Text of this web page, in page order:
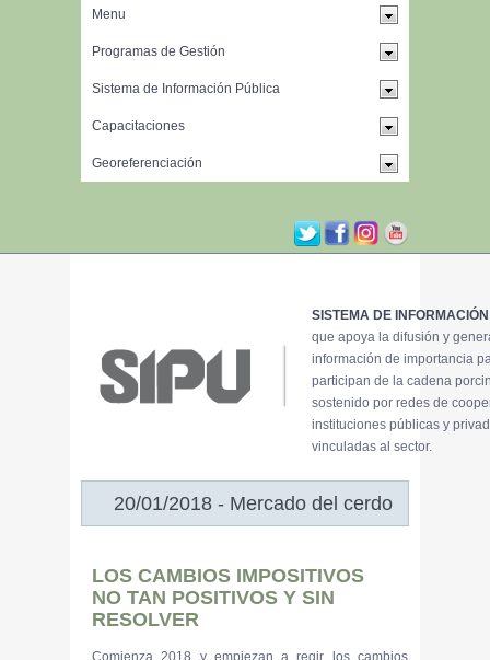
SISTEMA DE
que apoya la difusión y
información de importancia
participan de la cadena
sostenido por redes de
instituciones públicas y
vinculadas al sector.
20/01/2018 - Mercado del cerdo
LOS CAMBIOS IMPOSITIVOS
NO TAN POSITIVOS Y SIN
RESOLVER
Comienza 2018 y empiezan a regir los cambios